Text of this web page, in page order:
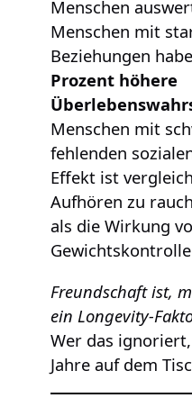
Menschen
Menschen mit
Beziehungen
Prozent höhere
Menschen mit
fehlenden
Effekt ist
Aufhören zu
als die Wirkung
Freundschaft ist,
ein Longevity-
Wer das
Jahre auf dem